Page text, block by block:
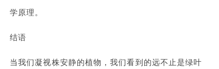
学原理。
结语
当我们凝视株安静的植物，我们看到的远不止是绿叶